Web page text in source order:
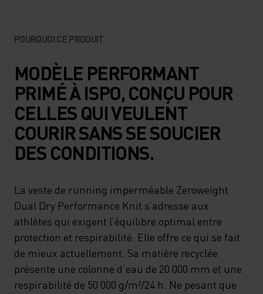
POURQUOI CE PRODUIT
MODÈLE PERFORMANT
PRIMÉ À ISPO, CONÇU POUR
CELLES QUI VEULENT
COURIR SANS SE SOUCIER
DES CONDITIONS.
La veste de running imperméable Zeroweight
Dual Dry Performance Knit s’adresse aux
athlètes qui exigent l’équilibre optimal entre
protection et respirabilité. Elle offre ce qui se fait
de mieux actuellement. Sa matière recyclée
présente une colonne d’eau de 20 000 mm et une
respirabilité de 50 000 g/m²/24 h. Ne pesant que